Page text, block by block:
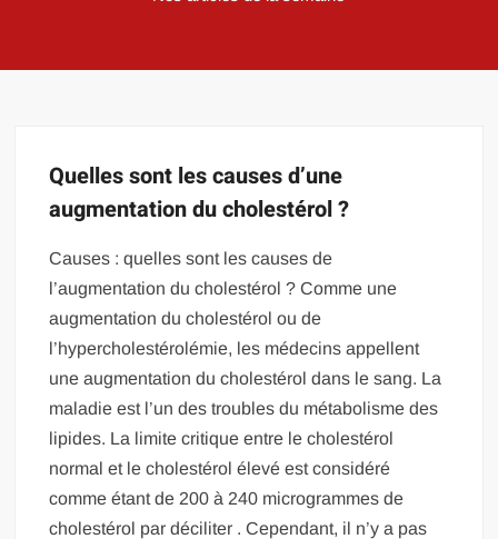
Quelles sont les causes d’une
augmentation du cholestérol ?
Causes : quelles sont les causes de
l’augmentation du cholestérol ? Comme une
augmentation du cholestérol ou de
l’hypercholestérolémie, les médecins appellent
une augmentation du cholestérol dans le sang. La
maladie est l’un des troubles du métabolisme des
lipides. La limite critique entre le cholestérol
normal et le cholestérol élevé est considéré
comme étant de 200 à 240 microgrammes de
cholestérol par déciliter . Cependant, il n’y a pas